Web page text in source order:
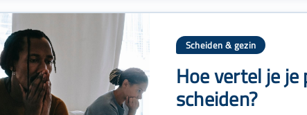
Scheiden & gezin
Hoe vertel je
scheiden?